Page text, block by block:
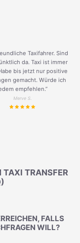
Taxifahrer. Sind
da. Taxi ist immer
bis jetzt nur positive
gemacht. Würde ich
empfehlen.”
Merve S.
TAXI TRANSFER
FALLS
WILL?